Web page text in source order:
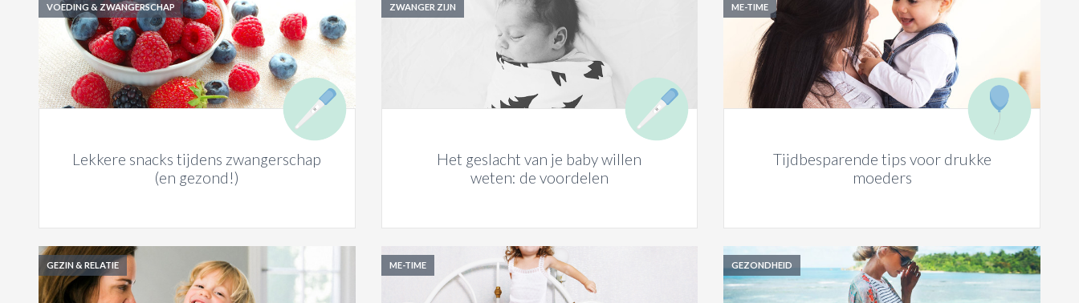
VOEDING & ZWANGERSCHAP
Lekkere snacks tijdens zwangerschap
(en gezond!)
ZWANGER ZIJN
Het geslacht van je baby willen
weten: de voordelen
ME-TIME
Tijdbesparende tips voor drukke
moeders
GEZIN & RELATIE ME-TIME GEZONDHEID